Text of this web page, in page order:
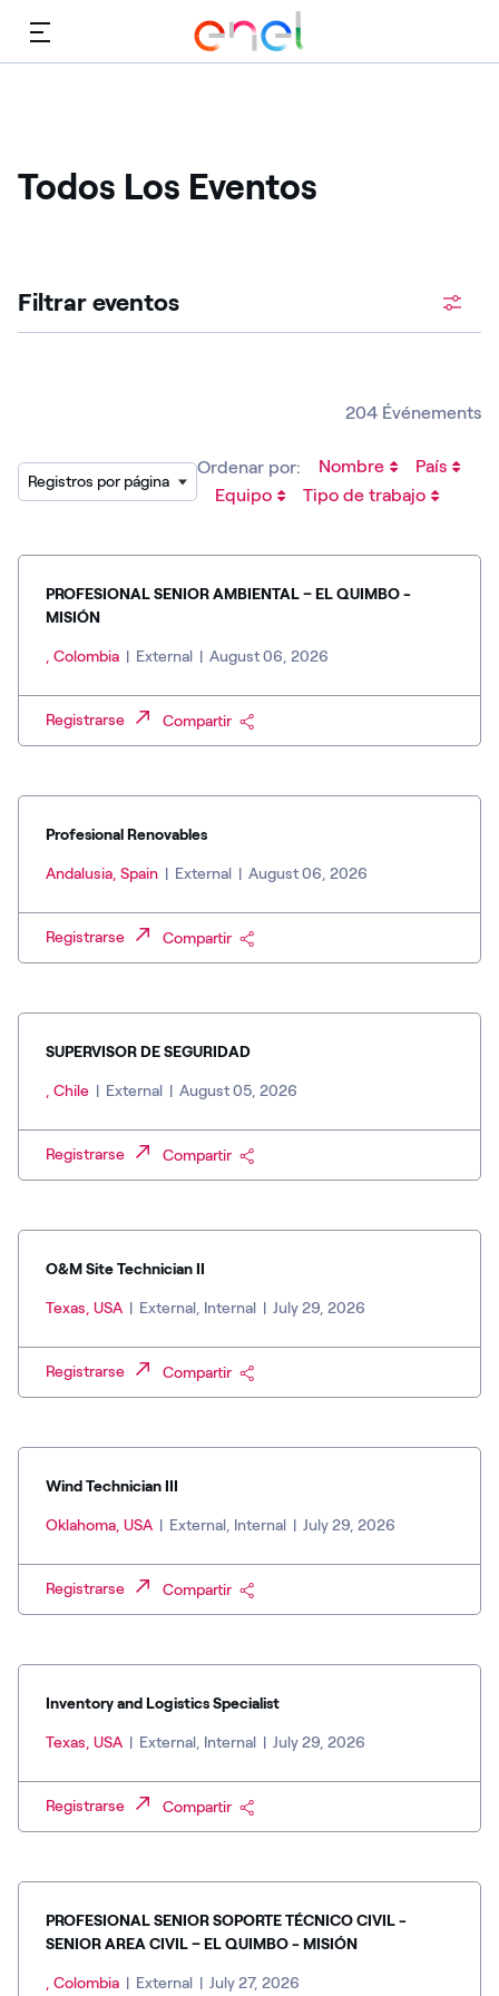
Menú
Todos Los Eventos
Filtrar eventos
204 Événements
Registros por página
Ordenar por:
PROFESIONAL SENIOR AMBIENTAL – EL QUIMBO -
MISIÓN
, Colombia | External | August 06, 2026
Registrarse Compartir
Profesional Renovables
Andalusia, Spain | External | August 06, 2026
Registrarse Compartir
SUPERVISOR DE SEGURIDAD
, Chile | External | August 05, 2026
Registrarse Compartir
O&M Site Technician II
Texas, USA | External, Internal | July 29, 2026
Registrarse Compartir
Wind Technician III
Oklahoma, USA | External, Internal | July 29, 2026
Registrarse Compartir
Inventory and Logistics Specialist
Texas, USA | External, Internal | July 29, 2026
Registrarse Compartir
PROFESIONAL SENIOR SOPORTE TÉCNICO CIVIL -
SENIOR AREA CIVIL – EL QUIMBO - MISIÓN
, Colombia | External | July 27, 2026